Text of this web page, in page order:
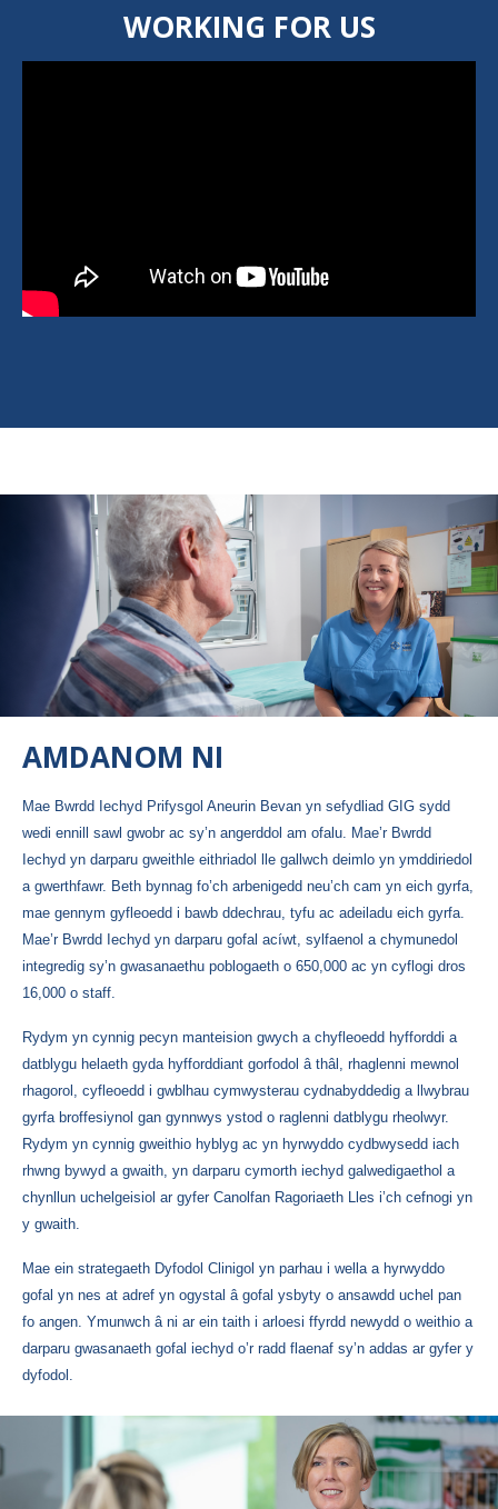
WORKING FOR US
AMDANOM NI
Mae Bwrdd Iechyd Prifysgol Aneurin Bevan yn sefydliad GIG sydd
wedi ennill sawl gwobr ac sy’n angerddol am ofalu. Mae’r Bwrdd
Iechyd yn darparu gweithle eithriadol lle gallwch deimlo yn ymddiriedol
a gwerthfawr. Beth bynnag fo’ch arbenigedd neu’ch cam yn eich gyrfa,
mae gennym gyfleoedd i bawb ddechrau, tyfu ac adeiladu eich gyrfa.
Mae’r Bwrdd Iechyd yn darparu gofal acíwt, sylfaenol a chymunedol
integredig sy’n gwasanaethu poblogaeth o 650,000 ac yn cyflogi dros
16,000 o staff.
Rydym yn cynnig pecyn manteision gwych a chyfleoedd hyfforddi a
datblygu helaeth gyda hyfforddiant gorfodol â thâl, rhaglenni mewnol
rhagorol, cyfleoedd i gwblhau cymwysterau cydnabyddedig a llwybrau
gyrfa broffesiynol gan gynnwys ystod o raglenni datblygu rheolwyr.
Rydym yn cynnig gweithio hyblyg ac yn hyrwyddo cydbwysedd iach
rhwng bywyd a gwaith, yn darparu cymorth iechyd galwedigaethol a
chynllun uchelgeisiol ar gyfer Canolfan Ragoriaeth Lles i’ch cefnogi yn
y gwaith.
Mae ein strategaeth Dyfodol Clinigol yn parhau i wella a hyrwyddo
gofal yn nes at adref yn ogystal â gofal ysbyty o ansawdd uchel pan
fo angen. Ymunwch â ni ar ein taith i arloesi ffyrdd newydd o weithio a
darparu gwasanaeth gofal iechyd o’r radd flaenaf sy’n addas ar gyfer y
dyfodol.